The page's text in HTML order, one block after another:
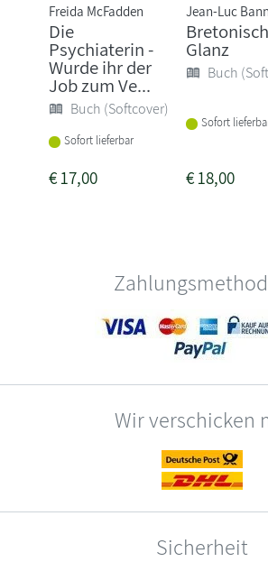
Freida McFadden
Die
Psychiaterin -
Wurde ihr der
Job zum Ve...
Buch (Softcover)
Sofort lieferbar
€17,00
Jean-Luc
Glanz
Buch
Sofort
€18,00
Wir verschicken
Sicherheit